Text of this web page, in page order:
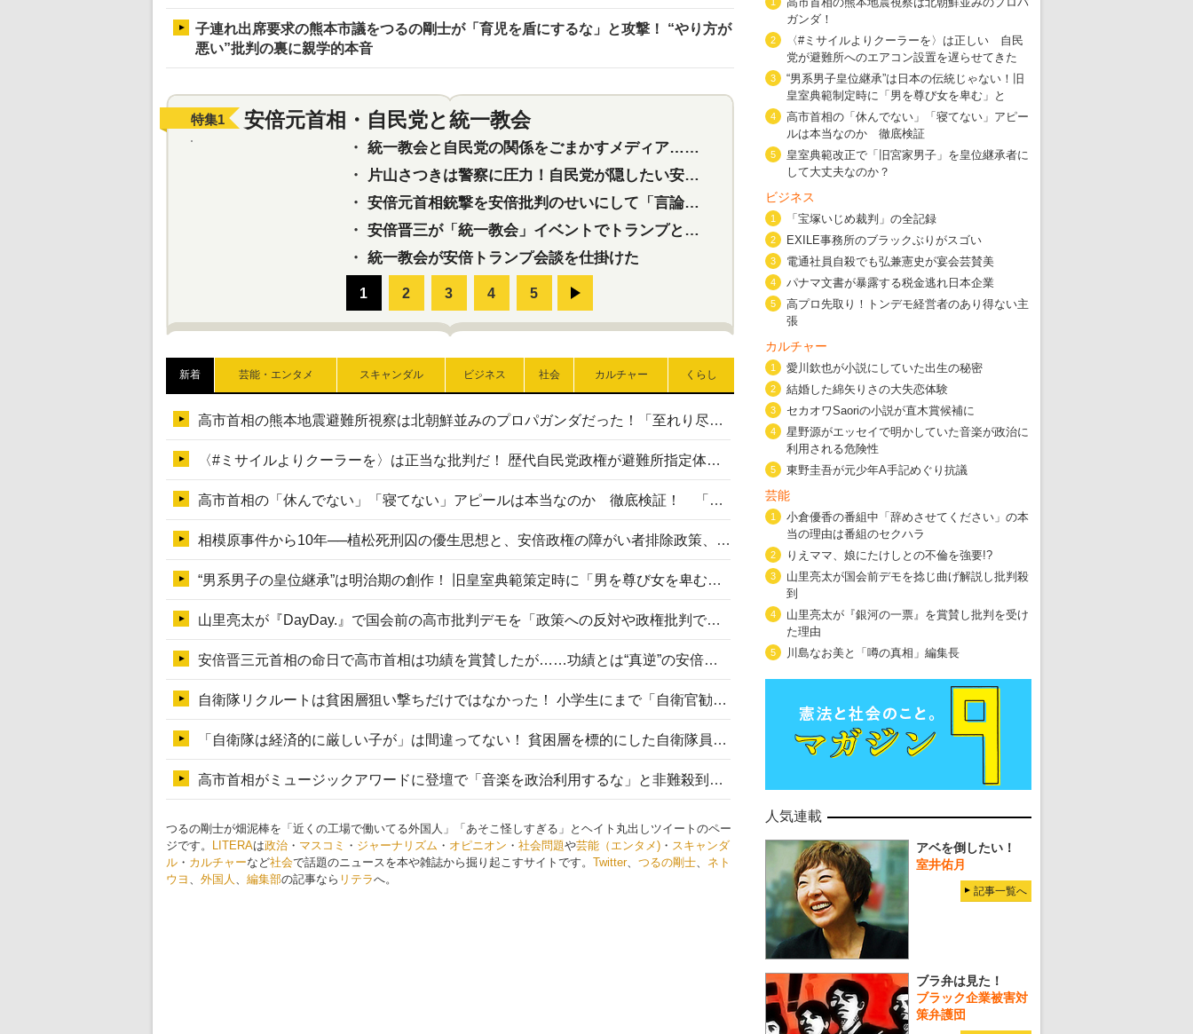
子連れ出席要求の熊本市議をつるの剛士が「育児を盾にするな」と攻撃！ “やり方が
悪い”批判の裏に親学的本音
特集1 安倍元首相・自民党と統一教会
・ 統一教会と自民党の関係をごまかすメディア…民放は有田芳生に発言自粛を要求
・
片山さつきは警察に圧力！自民党が隠したい安倍元首相と統一教会の深い関係
・ 安倍元首相銃撃を安倍批判のせいにして「言論封殺」に利用する自民党応援団
・ 安倍晋三が「統一教会」イベントでトランプと演説！同性婚や夫婦別姓を攻撃
・ 統一教会が安倍トランプ会談を仕掛けた
特集2 東京五輪強行開催特別企画 大ウソだら
・ 五輪入場行進にすぎやまこういちの曲、杉田水脈の
・ 五輪関係者が入国当日、築地を散歩！
・ 五輪でIOCラウンジ以外にVIPルーム、広告代理店は物品購入
新着 芸能・エンタメ スキャンダル ビジネス 社会 カルチャー くらし
高市首相の熊本地震避難所視察は北朝鮮並みのプロパガンダだった！「至れり尽くせり」の選ばれた避難所の一方で実態は…
〈#ミサイルよりクーラーを〉は正当な批判だ！ 歴代自民党政権が避難所指定体育館へのエアコン設置を遅らせてきた客観的事実
高市首相の「休んでない」「寝てない」アピールは本当なのか 徹底検証！ 「資料読み込み」「アイロンがけ」も矛盾だらけ…
相模原事件から10年──植松死刑囚の優生思想と、安倍政権の障がい者排除政策、右派勢力の差別主義との関係を改めて問う
“男系男子の皇位継承”は明治期の創作！ 旧皇室典範策定時に「男を尊び女を卑むの慣習、人民の脳髄」とトンデモ論で女性天皇を否定
山里亮太が『DayDay.』で国会前の高市批判デモを「政策への反対や政権批判でない」と捻じ曲げ解説 デモ参加者から批判殺到
安倍晋三元首相の命日で高市首相は功績を賞賛したが……功績とは“真逆”の安倍元首相のトンデモ発言を振り返る
自衛隊リクルートは貧困層狙い撃ちだけではなかった！ 小学生にまで「自衛官勧誘」目的のパンフレット作成
「自衛隊は経済的に厳しい子が」は間違ってない！ 貧困層を標的にした自衛隊員募集、やす子、山上被告も…日本でも進む“経済的徴兵制”
高市首相がミュージックアワードに登壇で「音楽を政治利用するな」と非難殺到！ MAJの国策的本質を批判する声も
つるの剛士が畑泥棒を「近くの工場で働いてる外国人」「あそこ怪しすぎる」とヘイト丸出しツイートのペー
ジです。
LITERAは政治 ・ マスコミ ・ ジャーナリズム ・ オピニオン ・ 社会問題や芸能（エンタメ) ・ スキャンダ
ル ・ カルチャーなど社会で話題のニュースを本や雑誌から掘り起こすサイトです。 Twitter、 つるの剛士、 ネト
ウヨ 、 外国人 、 編集部の記事なら リテラへ。
ガンダ！
2
〈#ミサイルよりクーラーを〉は正しい 自民
党が避難所へのエアコン設置を遅らせてきた
3
“男系男子皇位継承”は日本の伝統じゃない！旧
皇室典範制定時に「男を尊び女を卑む」と
4
高市首相の「休んでない」「寝てない」アピー
ルは本当なのか 徹底検証
5
皇室典範改正で「旧宮家男子」を皇位継承者に
して大丈夫なのか？
ビジネス
1 「宝塚いじめ裁判」の全記録
2 EXILE事務所のブラックぶりがスゴい
3 電通社員自殺でも弘兼憲史が宴会芸賛美
4 パナマ文書が暴露する税金逃れ日本企業
5
高プロ先取り！トンデモ経営者のあり得ない主
張
カルチャー
1 愛川欽也が小説にしていた出生の秘密
2 結婚した綿矢りさの大失恋体験
3 セカオワSaoriの小説が直木賞候補に
4
星野源がエッセイで明かしていた音楽が政治に
利用される危険性
5 東野圭吾が元少年A手記めぐり抗議
芸能
1
小倉優香の番組中「辞めさせてください」の本
当の理由は番組のセクハラ
2 りえママ、娘にたけしとの不倫を強要!?
3
山里亮太が国会前デモを捻じ曲げ解説し批判殺
到
4
山里亮太が『銀河の一票』を賞賛し批判を受け
た理由
5 川島なお美と「噂の真相」編集長
人気連載
アベを倒したい！
室井佑月
記事一覧へ
ブラ弁は見た！
ブラック企業被害対
策弁護団